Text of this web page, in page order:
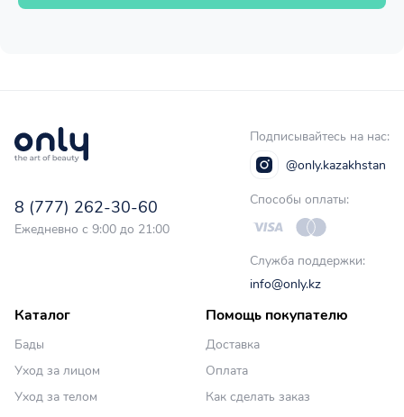
8 (777) 262-30-60
Ежедневно с 9:00 до 21:00
Подписывайтесь на нас:
@only.kazakhstan
Способы оплаты:
Служба поддержки:
info@only.kz
Каталог
Бады
Уход за лицом
Уход за телом
Помощь покупателю
Доставка
Оплата
Как сделать заказ